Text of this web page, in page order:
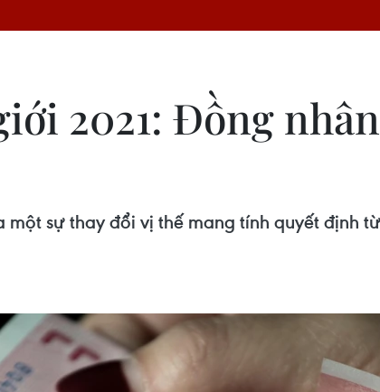
2021: Đồng
một sự thay đổi vị thế mang tính quyết định